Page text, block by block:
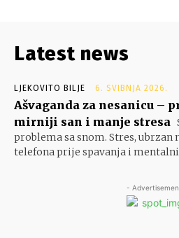
Latest news
LJEKOVITO BILJE 6. SVIBNJA 2026.
Ašvaganda za nesanicu –
mirniji san i manje stresa
problema sa snom. Stres, ubrzan
telefona prije spavanja i mentalni
-